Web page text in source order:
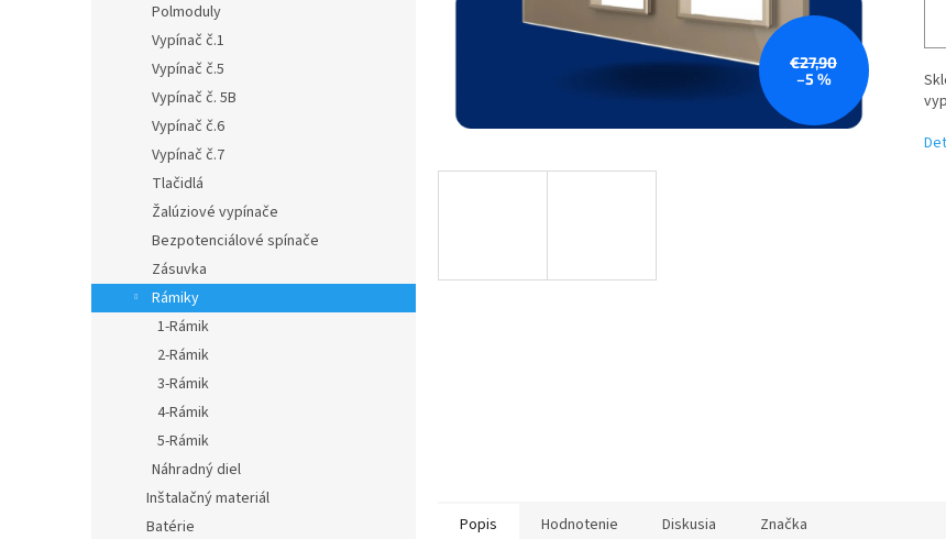
Polmoduly
Vypínač č.1
Vypínač č.5
Vypínač č. 5B
Vypínač č.6
Vypínač č.7
Tlačidlá
Žalúziové vypínače
Bezpotenciálové spínače
Zásuvka
Rámiky
1-Rámik
2-Rámik
3-Rámik
4-Rámik
5-Rámik
Náhradný diel
Inštalačný materiál
Batérie
€27,90
–5 %
Popis Hodnotenie Diskusia Značka